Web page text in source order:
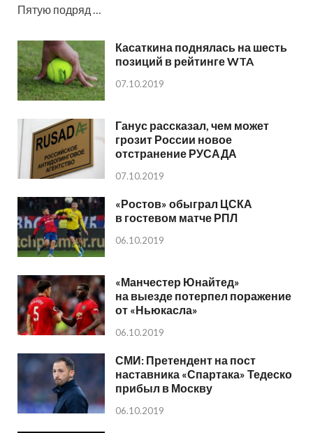
Пятую подряд …
Касаткина поднялась на шесть
позиций в рейтинге WTA
07.10.2019
Ганус рассказал, чем может
грозит России новое
отстранение РУСАДА
07.10.2019
«Ростов» обыграл ЦСКА
в гостевом матче РПЛ
06.10.2019
«Манчестер Юнайтед»
на выезде потерпел поражение
от «Ньюкасла»
06.10.2019
СМИ: Претендент на пост
наставника «Спартака» Тедеско
прибыл в Москву
06.10.2019